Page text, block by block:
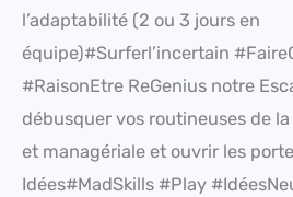
l’adaptabilité (2 ou 3 jours en
équipe)#Surferl’incertain
#RaisonEtre ReGenius notre
débusquer vos routineuses de
et managériale et ouvrir les
Idées#MadSkills #Play